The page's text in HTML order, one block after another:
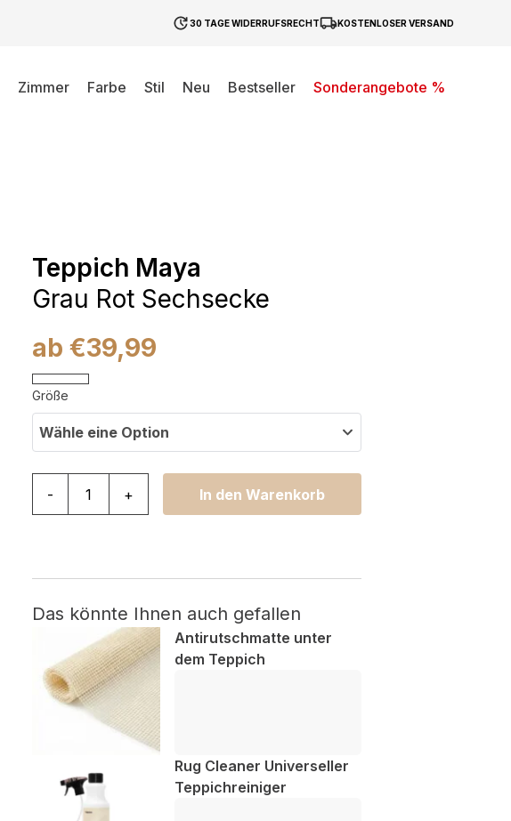
30 TAGE WIDERRUFSRECHT KOSTENLOSER VERSAND
Zimmer Farbe Stil Neu Bestseller
Sonderangebote %
Teppich Maya
Grau Rot Sechsecke
ab €39,99
Größe
Wähle eine Option
- + In den Warenkorb
Das könnte Ihnen auch gefallen
Antirutschmatte unter
dem Teppich
Rug Cleaner Universeller
Teppichreiniger